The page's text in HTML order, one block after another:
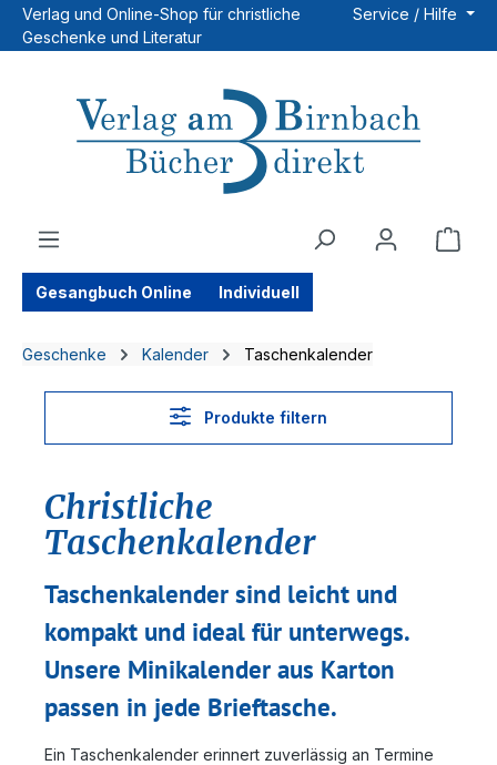
Zum Hauptinhalt springen
Verlag und Online-Shop für christliche
Geschenke und Literatur
Service / Hilfe
Gesangbuch Online Individuell
Geschenke Kalender Taschenkalender
Produkte filtern
Christliche
Taschenkalender
Taschenkalender sind leicht und
kompakt und ideal für unterwegs.
Unsere Minikalender aus Karton
passen in jede Brieftasche.
Ein Taschenkalender erinnert zuverlässig an Termine